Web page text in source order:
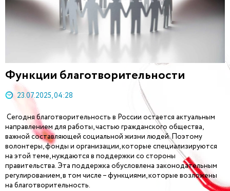
Функции благотворительности
23.07.2025, 04:28
Сегодня благотворительность в России остается актуальным
направлением для работы, частью гражданского общества,
важной составляющей социальной жизни людей. Поэтому
волонтеры, фонды и организации, которые специализируются
на этой теме, нуждаются в поддержки со стороны
правительства. Эта поддержка обусловлена законодательным
регулированием, в том числе – функциями, которые возложены
на благотворительность.